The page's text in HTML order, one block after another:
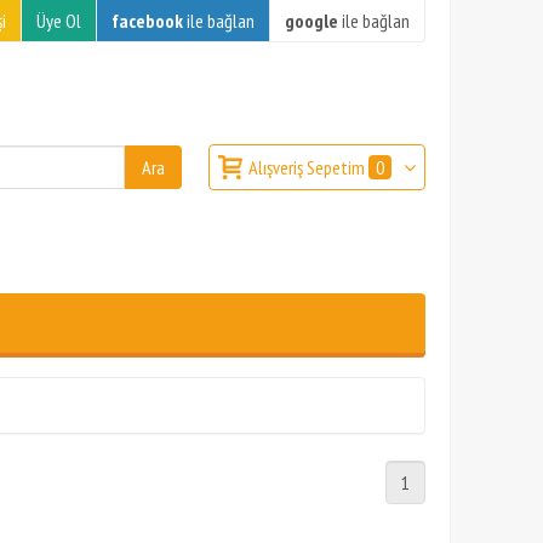
Üye Ol facebookile bağlan google ile bağlan
Alışveriş Sepetim 0
1